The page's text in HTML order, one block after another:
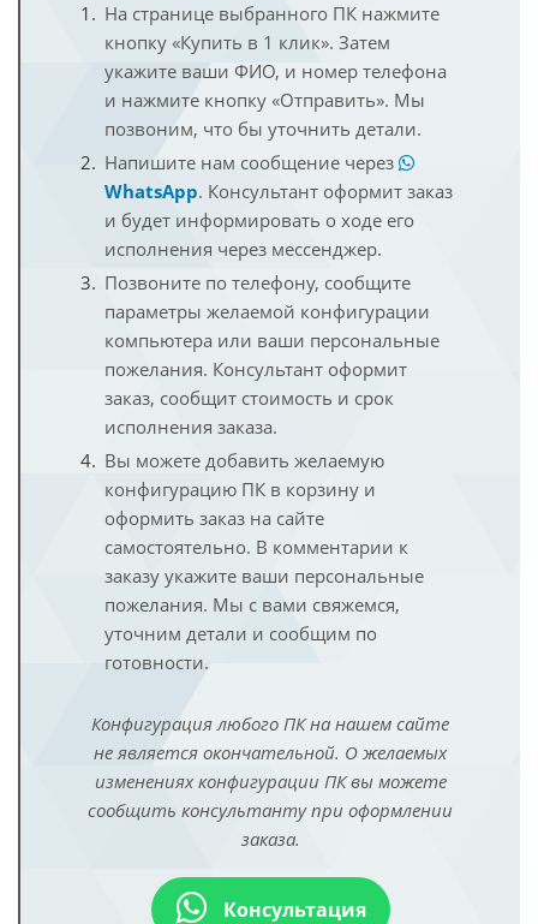
На странице выбранного ПК нажмите
кнопку «Купить в 1 клик». Затем
укажите ваши ФИО, и номер телефона
и нажмите кнопку «Отправить». Мы
позвоним, что бы уточнить детали.
Напишите нам сообщение через
WhatsApp. Консультант оформит заказ
и будет информировать о ходе его
исполнения через мессенджер.
Позвоните по телефону, сообщите
параметры желаемой конфигурации
компьютера или ваши персональные
пожелания. Консультант оформит
заказ, сообщит стоимость и срок
исполнения заказа.
Вы можете добавить желаемую
конфигурацию ПК в корзину и
оформить заказ на сайте
самостоятельно. В комментарии к
заказу укажите ваши персональные
пожелания. Мы с вами свяжемся,
уточним детали и сообщим по
готовности.
Конфигурация любого ПК на нашем сайте
не является окончательной. О желаемых
изменениях конфигурации ПК вы можете
сообщить консультанту при оформлении
заказа.
Консультация